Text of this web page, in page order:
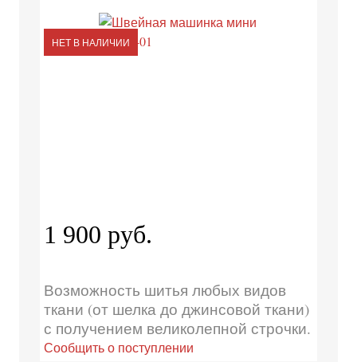
НЕТ В НАЛИЧИИ
1 900 руб.
Возможность шитья любых видов
ткани (от шелка до джинсовой ткани)
с получением великолепной строчки.
Сообщить о поступлении